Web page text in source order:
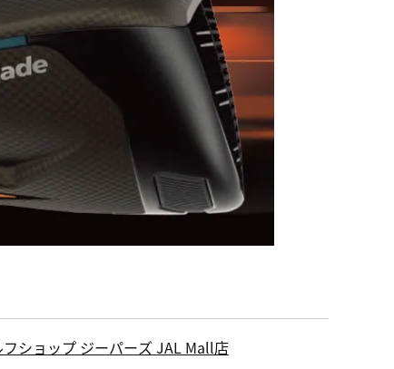
フショップ ジーパーズ JAL Mall店